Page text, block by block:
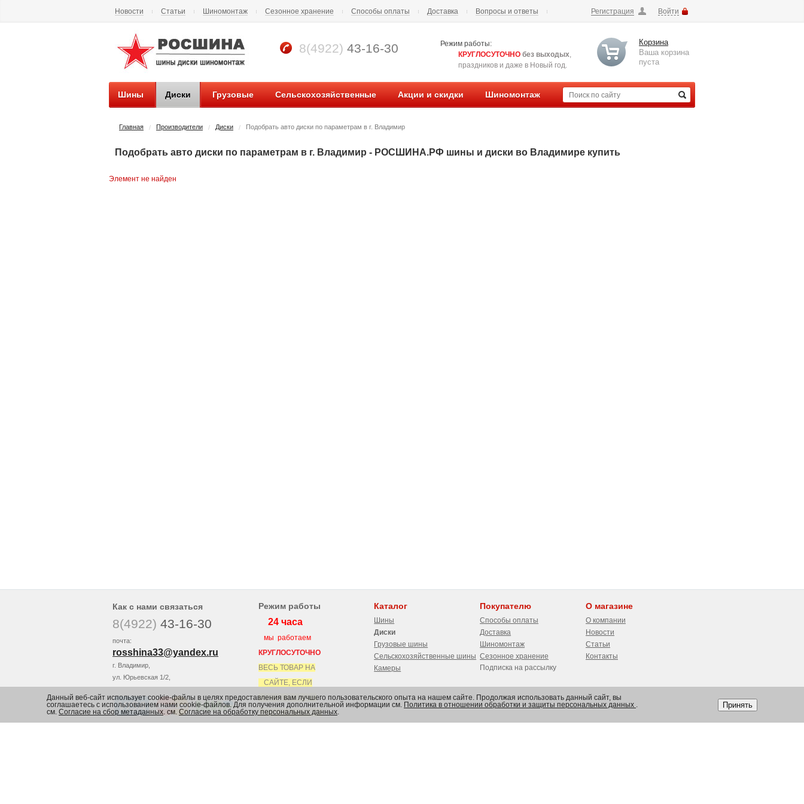
Регистрация Войти
Новости Статьи Шиномонтаж Сезонное хранение Способы оплаты Доставка
Вопросы и ответы
8(4922) 43-16-30
Режим работы:
КРУГЛОСУТОЧНО без выходых,
праздников и даже в Новый год.
Корзина
Ваша корзина
пуста
Шины Диски Грузовые Сельскохозяйственные Акции и скидки Шиномонтаж
Главная / Производители / Диски / Подобрать авто диски по параметрам в г. Владимир
Подобрать авто диски по параметрам в г. Владимир - РОСШИНА.РФ шины и диски во Владимире купить
Элемент не найден
Как с нами связаться
8(4922) 43-16-30
почта:
rosshina33@yandex.ru
г. Владимир,
ул. Юрьевская 1/2,
Режим работы
24 часа
мы работаем
КРУГЛОСУТОЧНО
ВЕСЬ ТОВАР НА
САЙТЕ, ЕСЛИ
ЕСТЬ, ЗНАЧИТ
ЕСТЬ В НАЛИЧИИ
Каталог
Шины
Диски
Грузовые шины
Сельскохозяйственные шины
Камеры
Покупателю
Способы оплаты
Доставка
Шиномонтаж
Сезонное хранение
О магазине
О компании
Новости
Статьи
Контакты
Подписка на рассылку
Данный веб-сайт использует cookie-файлы в целях предоставления вам лучшего пользовательского опыта на нашем сайте. Продолжая использовать данный сайт, вы
соглашаетесь с использованием нами cookie-файлов. Для получения дополнительной информации см. Политика в отношении обработки и защиты персональных данных .
см. Согласие на сбор метаданных. см. Согласие на обработку персональных данных.
Принять